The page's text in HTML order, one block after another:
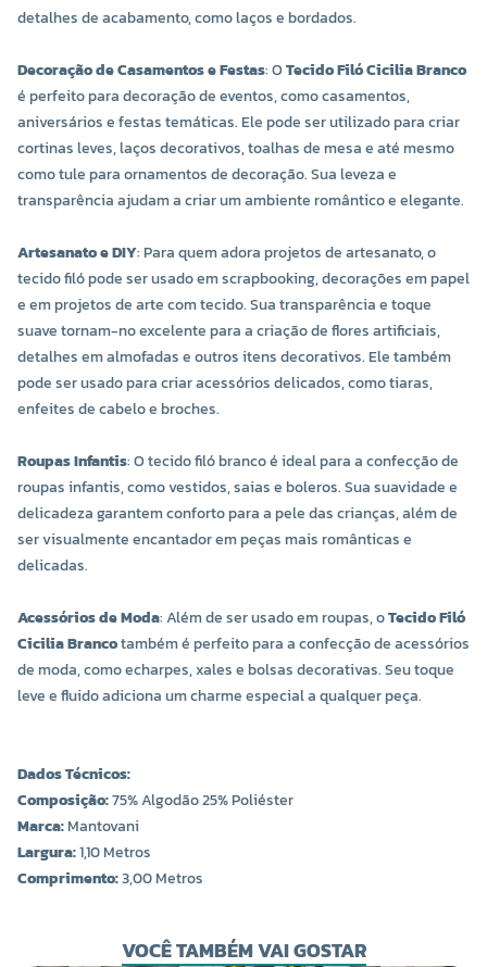
detalhes de acabamento, como laços e bordados.
Decoração de Casamentos e Festas: OTecido Filó Cicilia Branco
é perfeito para decoração de eventos, como casamentos,
aniversários e festas temáticas. Ele pode ser utilizado para criar
cortinas leves, laços decorativos, toalhas de mesa e até mesmo
como tule para ornamentos de decoração. Sua leveza e
transparência ajudam a criar um ambiente romântico e elegante.
Artesanato e DIY: Para quem adora projetos de artesanato, o
tecido filó pode ser usado em scrapbooking, decorações em papel
e em projetos de arte com tecido. Sua transparência e toque
suave tornam-no excelente para a criação de flores artificiais,
detalhes em almofadas e outros itens decorativos. Ele também
pode ser usado para criar acessórios delicados, como tiaras,
enfeites de cabelo e broches.
Roupas Infantis: O tecido filó branco é ideal para a confecção de
roupas infantis, como vestidos, saias e boleros. Sua suavidade e
delicadeza garantem conforto para a pele das crianças, além de
ser visualmente encantador em peças mais românticas e
delicadas.
Acessórios de Moda: Além de ser usado em roupas, oTecido Filó
Cicilia Brancotambém é perfeito para a confecção de acessórios
de moda, como echarpes, xales e bolsas decorativas. Seu toque
leve e fluido adiciona um charme especial a qualquer peça.
Dados Técnicos:
Composição:75% Algodão 25% Poliéster
Marca:Mantovani
Largura:1,10 Metros
Comprimento:3,00 Metros
VOCÊ TAMBÉM VAI GOSTAR